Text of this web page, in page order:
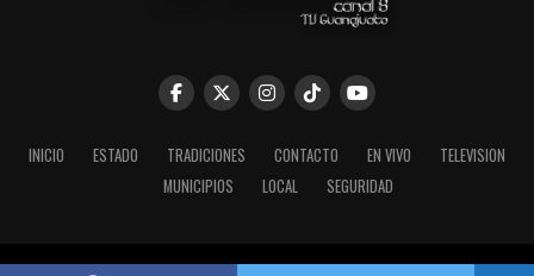
INICIO ESTADO TRADICIONES CONTACTO EN VIVO
TELEVISION
MUNICIPIOS
LOCAL SEGURIDAD